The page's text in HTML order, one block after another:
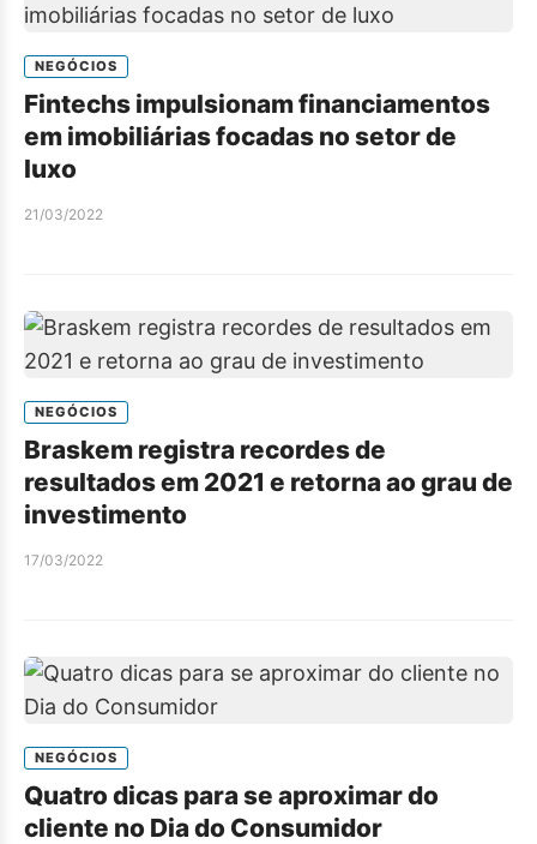
NEGÓCIOS
Fintechs impulsionam financiamentos
em imobiliárias focadas no setor de
luxo
21/03/2022
NEGÓCIOS
Braskem registra recordes de
resultados em 2021 e retorna ao grau de
investimento
17/03/2022
NEGÓCIOS
Quatro dicas para se aproximar do
cliente no Dia do Consumidor